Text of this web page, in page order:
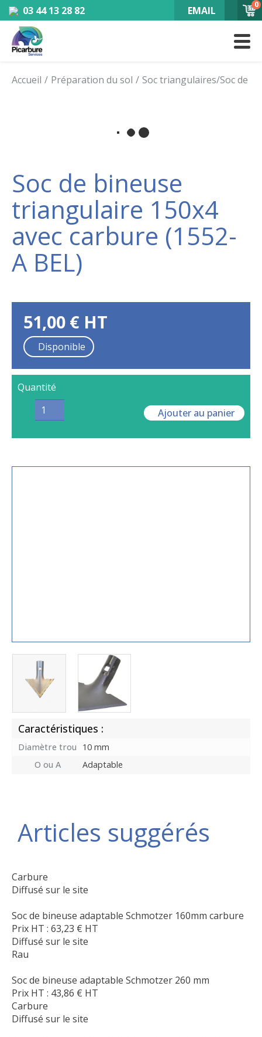
03 44 13 28 82 EMAIL 0
Accueil Préparation du sol Soc triangulaires/Soc de
Soc de bineuse
triangulaire 150x4
avec carbure (1552-
A BEL)
Caractéristiques :
Diamètre trou
10 mm
O ou A
Adaptable
51,00 € HT
Disponible
Quantité
Ajouter au panier
Articles suggérés
Carbure
Diffusé sur le site
Soc de bineuse adaptable Schmotzer 160mm carbure
Prix HT : 63,23 € HT
Diffusé sur le site
Rau
Soc de bineuse adaptable Schmotzer 260 mm
Prix HT : 43,86 € HT
Carbure
Diffusé sur le site